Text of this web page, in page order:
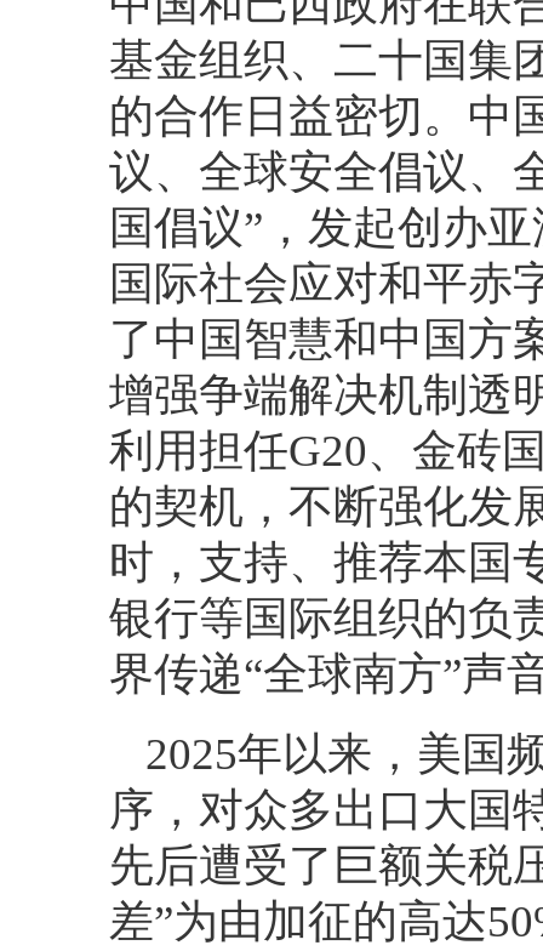
基金组织、二十国集
的合作日益密切。中
议、全球安全倡议、
国倡议”，发起创办
国际社会应对和平赤
了中国智慧和中国方
增强争端解决机制透
利用担任G20、金砖
的契机，不断强化发
时，支持、推荐本国
银行等国际组织的负
界传递“全球南方”声
2025年以来，美国
序，对众多出口大国
先后遭受了巨额关税
差”为由加征的高达